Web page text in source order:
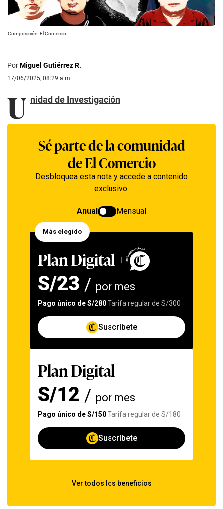
Composición: El Comercio
PorMiguel Gutiérrez R.
17/06/2025, 08:29 a.m.
U nidad de Investigación